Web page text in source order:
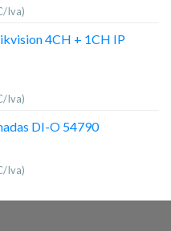
Iva)
4CH + 1CH IP
Iva)
DI-O 54790
Iva)